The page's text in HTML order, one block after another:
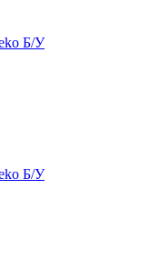
Б/У
Б/У